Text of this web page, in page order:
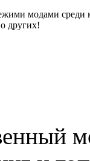
модами
других!